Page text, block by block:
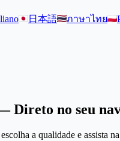
日本語 ภาษาไทย
Direto no seu
a qualidade e assista